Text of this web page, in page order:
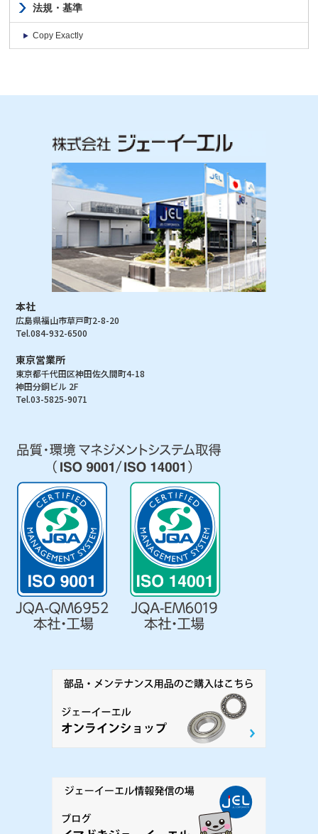
法規・基準
Copy Exactly
本社
広島県福山市草戸町2-8-20
Tel.084-932-6500
東京営業所
東京都千代田区神田佐久間町4-18
神田分銅ビル 2F
Tel.03-5825-9071